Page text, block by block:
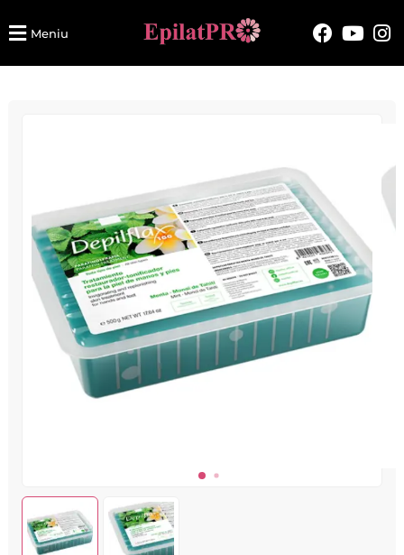
Meniu